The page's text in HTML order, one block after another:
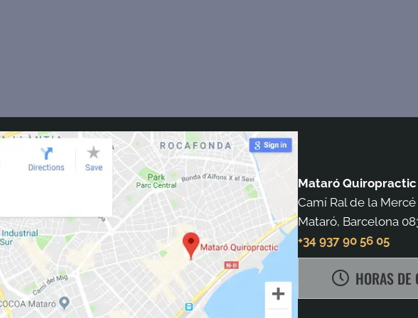
Mataró Quiropractic
Camí Ral de la Mercé
Mataró, Barcelona
+34 937 90 56 05
HORAS DE